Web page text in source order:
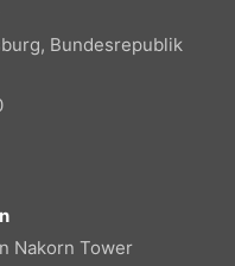
Bundesrepublik
Nakorn Tower